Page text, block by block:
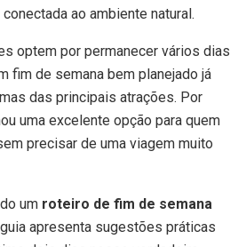
ao ambiente natural.
optem por permanecer vários dias
fim de semana bem planejado já
das principais atrações. Por
uma excelente opção para quem
precisar de uma viagem muito
um roteiro de fim de semana
apresenta sugestões práticas